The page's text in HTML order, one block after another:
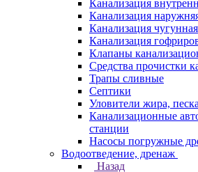
Канализация
Канализация
Канализация чугунная
Канализация
Клапаны
Средства прочистки
Трапы сливные
Септики
Уловители жира,
Канализационные
станции
Насосы погружные
Водоотведение, дренаж
Назад